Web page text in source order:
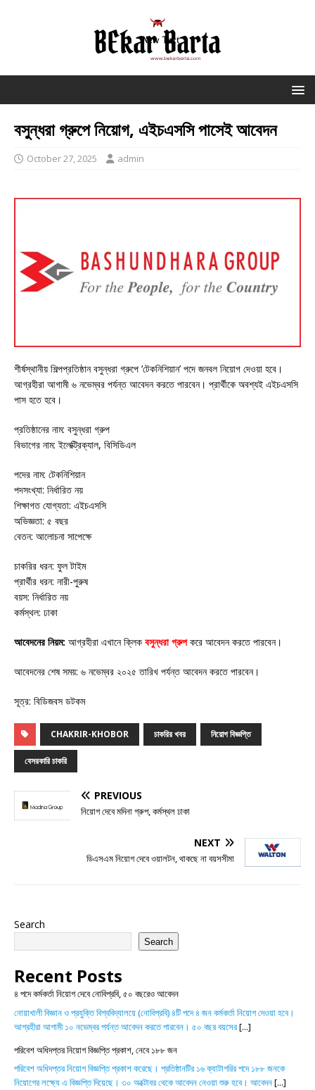
বসুন্ধরা গ্রুপে নিয়োগ, এইচএসসি পাসেই আবেদন
October 27, 2025 admin
শীর্ষস্থানীয় শিল্পপ্রতিষ্ঠান বসুন্ধরা গ্রুপে ‘টেকনিশিয়ান’ পদে জনবল নিয়োগ দেওয়া হবে।
আগ্রহীরা আগামী ৬ নভেম্বর পর্যন্ত আবেদন করতে পারবেন। প্রার্থীকে অবশ্যই এইচএসসি
পাস হতে হবে।
প্রতিষ্ঠানের নাম: বসুন্ধরা গ্রুপ
বিভাগের নাম: ইলেক্ট্রিক্যাল, বিসিডিএল
পদের নাম: টেকনিশিয়ান
পদসংখ্যা: নির্ধারিত নয়
শিক্ষাগত যোগ্যতা: এইচএসসি
অভিজ্ঞতা: ৫ বছর
বেতন: আলোচনা সাপেক্ষে
চাকরির ধরন: ফুল টাইম
প্রার্থীর ধরন: নারী-পুরুষ
বয়স: নির্ধারিত নয়
কর্মস্থল: ঢাকা
আবেদনের নিয়ম: আগ্রহীরা এখানে ক্লিক বসুন্ধরা গ্রুপ করে আবেদন করতে পারবেন।
আবেদনের শেষ সময়: ৬ নভেম্বর ২০২৫ তারিখ পর্যন্ত আবেদন করতে পারবেন।
সূত্র: বিডিজবস ডটকম
CHAKRIR-KHOBOR চাকরির খবর নিয়োগ বিজ্ঞপ্তি
বেসরকারি চাকরি
PREVIOUS
নিয়োগ দেবে মদিনা গ্রুপ, কর্মস্থল ঢাকা
NEXT
ডিএসএম নিয়োগ দেবে ওয়ালটন, থাকছে না বয়সসীমা
Search
Search
Recent Posts
৪ পদে কর্মকর্তা নিয়োগ দেবে নোবিপ্রবি, ৫০ বছরেও আবেদন
নোয়াখালী বিজ্ঞান ও প্রযুক্তি বিশ্ববিদ্যালয়ে (নোবিপ্রবি) ৪টি পদে ৪ জন কর্মকর্তা নিয়োগ দেওয়া হবে।
আগ্রহীরা আগামী ১০ নভেম্বর পর্যন্ত আবেদন করতে পারবেন। ৫০ বছর বয়সের[...]
পরিবেশ অধিদপ্তর নিয়োগ বিজ্ঞপ্তি প্রকাশ, নেবে ১৮৮ জন
পরিবেশ অধিদপ্তর নিয়োগ বিজ্ঞপ্তি প্রকাশ করেছে। প্রতিষ্ঠানটির ১৬ ক্যাটাগরির পদে ১৮৮ জনকে
নিয়োগের লক্ষ্যে এ বিজ্ঞপ্তি দিয়েছে। ৩০ অক্টোবর থেকে আবেদন নেওয়া শুরু হবে। আবেদন[...]